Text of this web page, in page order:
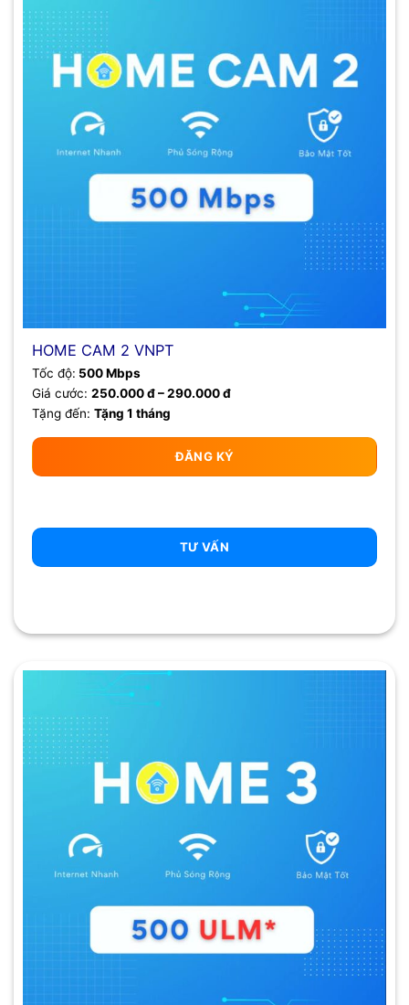
HOME CAM 2 VNPT
Tốc độ: 500 Mbps
Giá cước: 250.000 đ – 290.000 đ
Tặng đến: Tặng 1 tháng
ĐĂNG KÝ
TƯ VẤN